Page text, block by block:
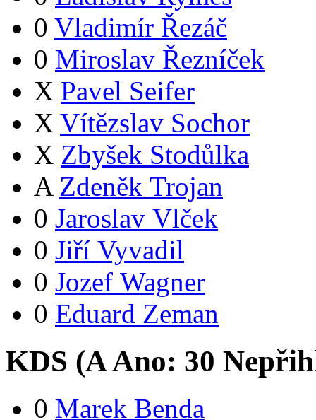
0 Vladimír Řezáč
0 Miroslav Řezníček
X Pavel Seifer
X Vítězslav Sochor
X Zbyšek Stodůlka
A Zdeněk Trojan
0 Jaroslav Vlček
0 Jiří Vyvadil
0 Jozef Wagner
0 Eduard Zeman
KDS (AAno: 30
0 Marek Benda